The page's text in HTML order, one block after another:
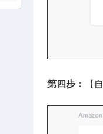
第四步： 【